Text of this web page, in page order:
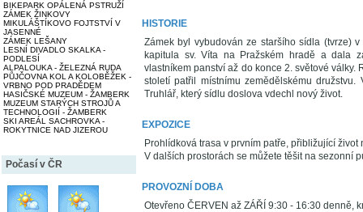
BIKEPARK OPÁLENÁ PSTRUŽÍ
ZÁMEK ŽINKOVY
MIKULÁŠTÍKOVO FOJTSTVÍ V
JASENNÉ
ZÁMEK LEŠANY
LESNÍ DIVADLO SKALKA -
PODLESÍ
ALPALOUKA - ŽELEZNÁ RUDA
PŮJČOVNA KOL A KOLOBĚŽEK -
VRBNO POD PRADĚDEM
HASIČSKÉ MUZEUM - ŽAMBERK
MUZEUM STARÝCH STROJŮ A
TECHNOLOGIÍ - ŽAMBERK
SKI AREÁL SACHROVKA -
ROKYTNICE NAD JIZEROU
Počasí v ČR
HISTORIE
Zámek byl vybudován ze staršího sídla (tvrze)
kapitula sv. Víta na Pražském hradě a dala
vlastníkem panství až do konce 2. světové
století patřil místnímu zemědělskému
Truhlář, který sídlu doslova vdechl nový život.
EXPOZICE
Prohlídková trasa v prvním patře, přibližující
V dalších prostorách se můžete těšit na sezonní
PROVOZNÍ DOBA
Otevřeno ČERVEN až ZÁŘÍ 9:30 - 16:30 denně,